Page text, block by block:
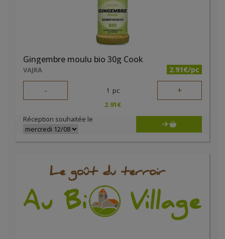
Gingembre moulu bio 30g Cook
VAJRA 2.91€/pc
- 1 pc +
2.91€
Réception souhaitée le